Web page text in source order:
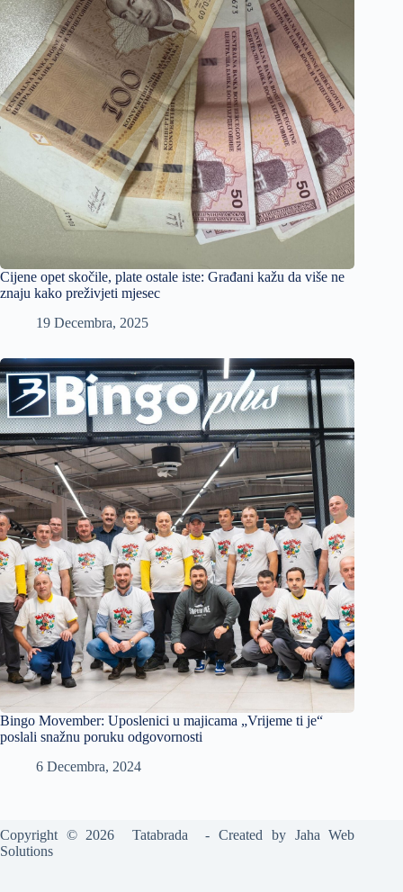
Cijene opet skočile, plate ostale iste: Građani kažu da više ne
znaju kako preživjeti mjesec
19 Decembra, 2025
Bingo Movember: Uposlenici u majicama „Vrijeme ti je“
poslali snažnu poruku odgovornosti
6 Decembra, 2024
Copyright © 2026 Tatabrada - Created by Jaha Web
Solutions